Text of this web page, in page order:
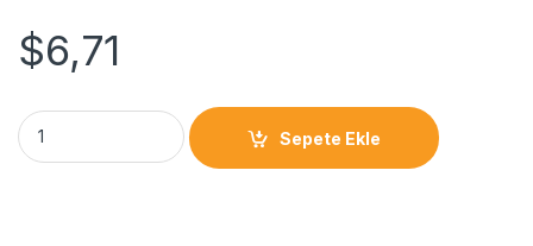
$6,71
Sepete Ekle